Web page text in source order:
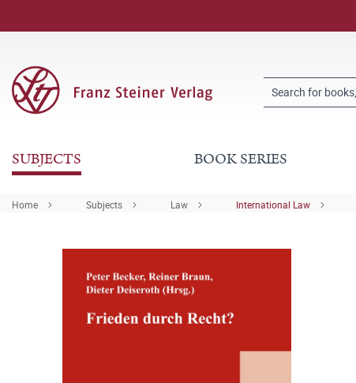
SUBJECTS BOOK SERIES
Home Subjects Law International Law